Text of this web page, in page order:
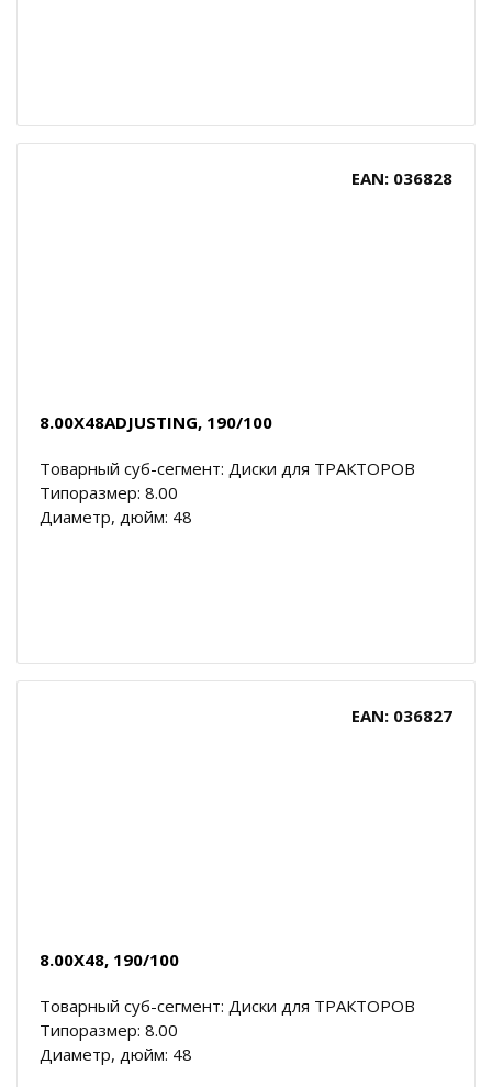
EAN: 036828
8.00X48ADJUSTING, 190/100
Товарный суб-сегмент: Диски для ТРАКТОРОВ
Типоразмер: 8.00
Диаметр, дюйм: 48
EAN: 036827
8.00X48, 190/100
Товарный суб-сегмент: Диски для ТРАКТОРОВ
Типоразмер: 8.00
Диаметр, дюйм: 48